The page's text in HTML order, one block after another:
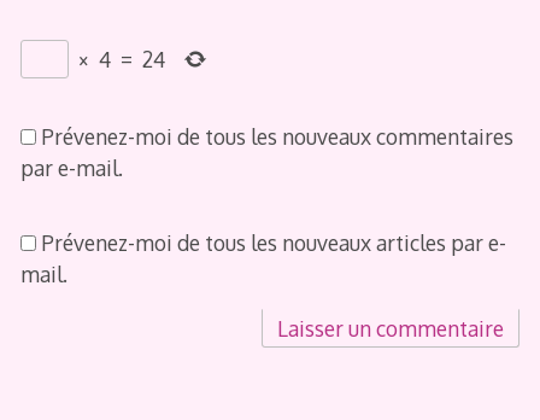
× 4 = 24
Prévenez-moi de tous les nouveaux commentaires
par e-mail.
Prévenez-moi de tous les nouveaux articles par e-
mail.